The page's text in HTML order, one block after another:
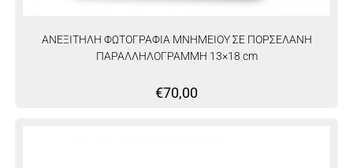
ΑΝΕΞΙΤΗΛΗ ΦΩΤΟΓΡΑΦΙΑ ΜΝΗΜΕΙΟΥ ΣΕ ΠΟΡΣΕΛΑΝΗ
ΠΑΡΑΛΛΗΛΟΓΡΑΜΜΗ 13×18 cm
€70,00